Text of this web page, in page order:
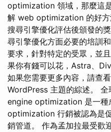
optimization 領域，那麼這
解 web optimization 的好方
搜尋引擎優化評估後頒發的
尋引擎優化方面必要的培訓
要求，針對特定的受眾，並
果你有錢可以花，Astra、
如果您需要更多內容，請查
WordPress 主題的綜述。
engine optimization 是一種
optimization 行銷被認為是
銷管道。 作為孟加拉最受歡